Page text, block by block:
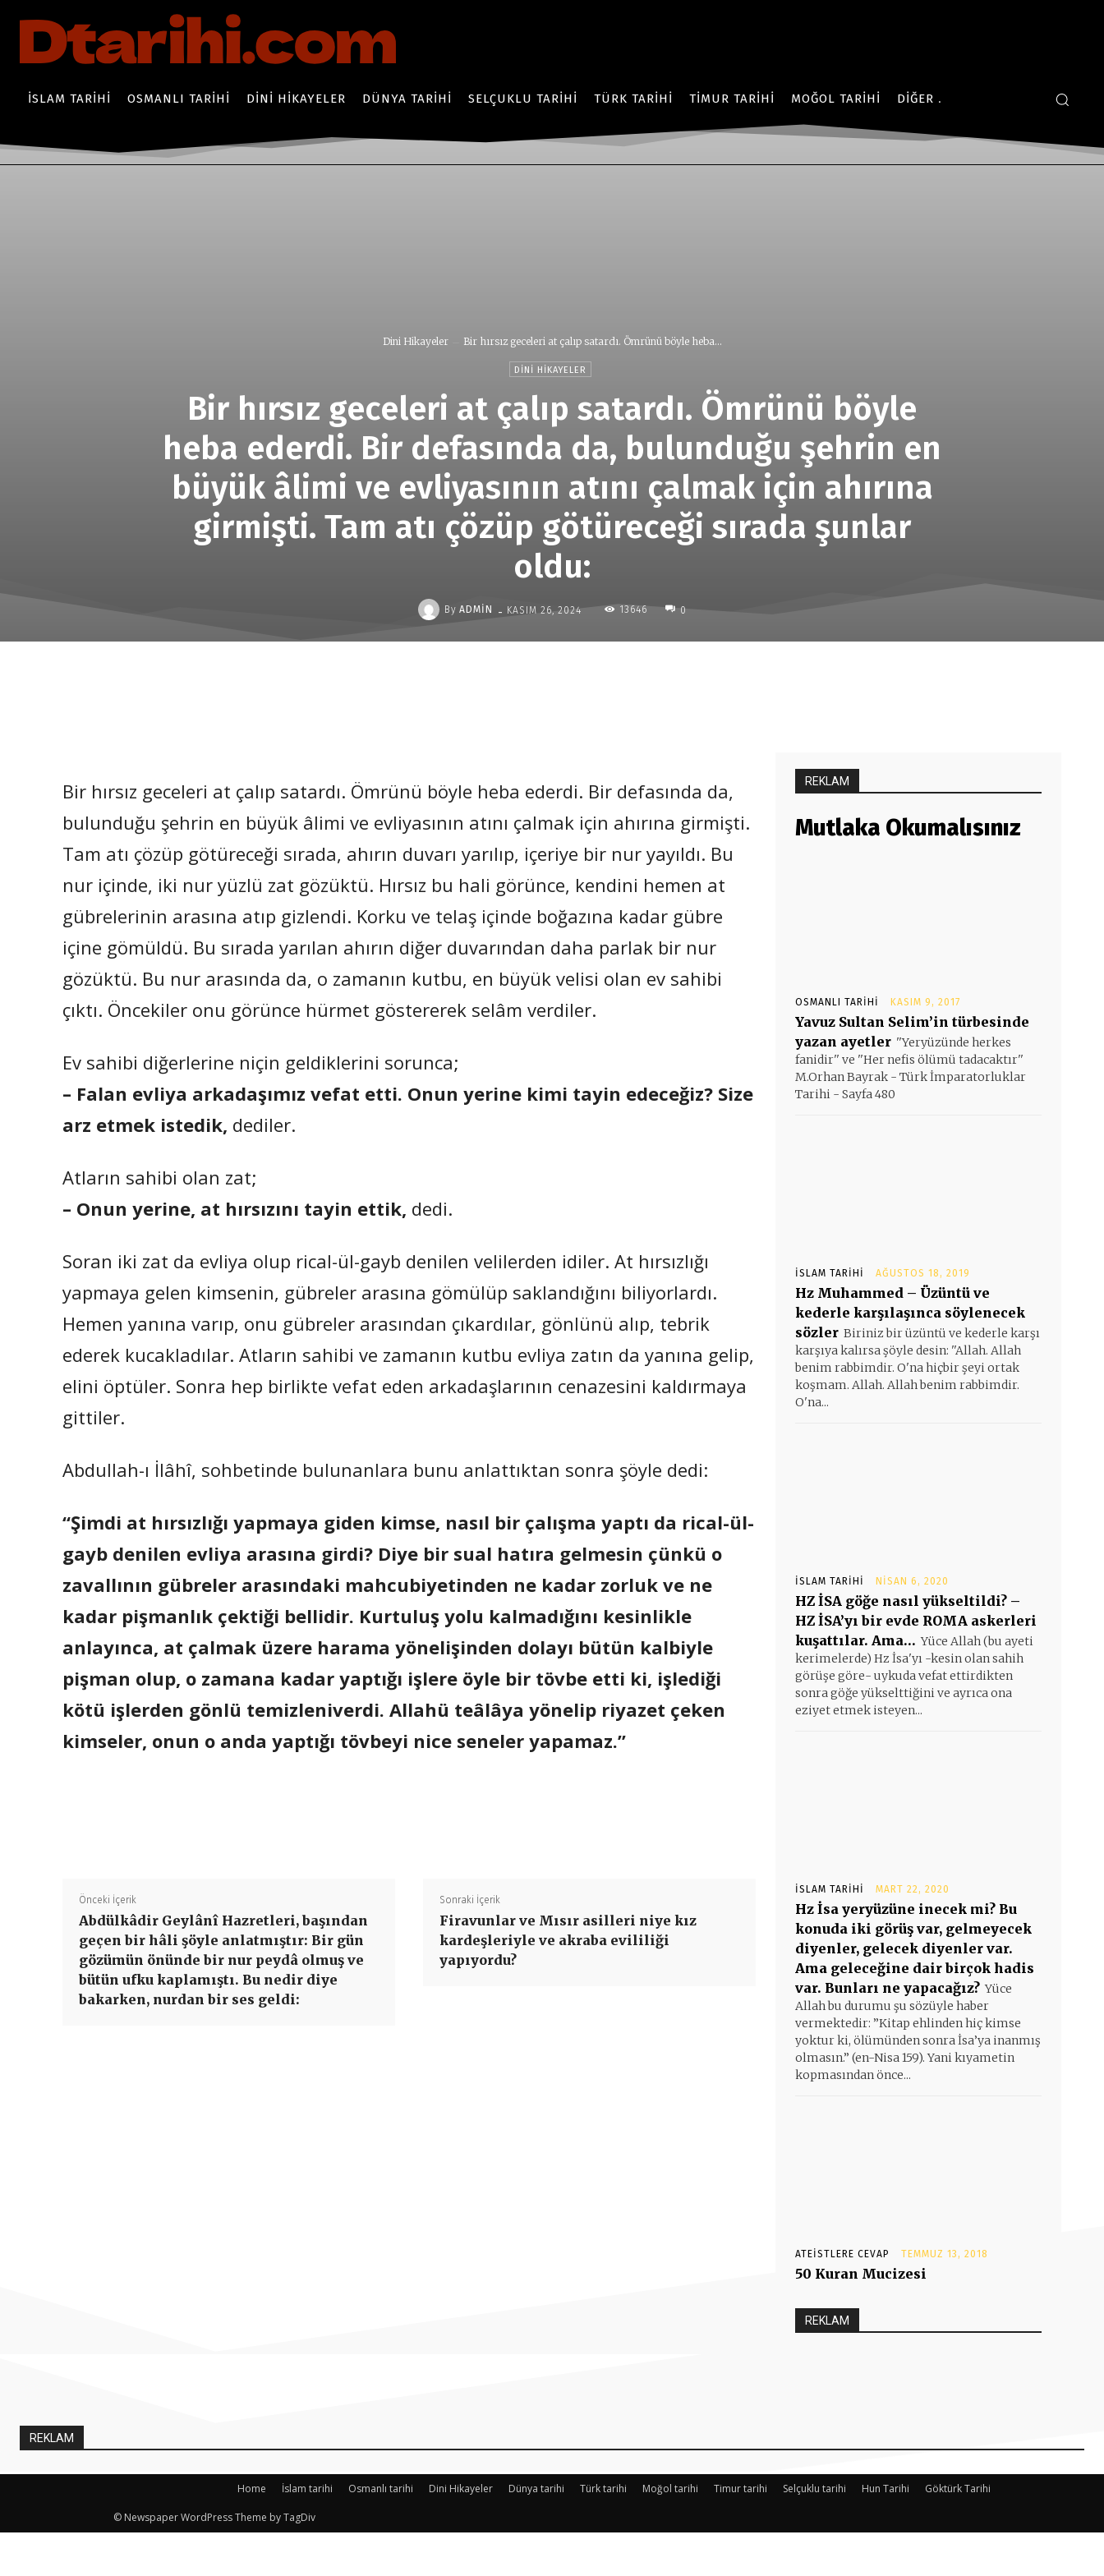
İSLAM TARIHI OSMANLI TARIHI DINI HIKAYELER DÜNYA TARIHI SELÇUKLU TARIHI TÜRK TARIHI TIMUR TARIHI MOĞOL TARIHI DIĞER
Dini Hikayeler Bir hırsız geceleri at çalıp satardı. Ömrünü böyle heba...
DINI HIKAYELER
Bir hırsız geceleri at çalıp satardı. Ömrünü böyle
heba ederdi. Bir defasında da, bulunduğu şehrin en
büyük âlimi ve evliyasının atını çalmak için ahırına
girmişti. Tam atı çözüp götüreceği sırada şunlar
oldu:
By ADMIN - KASIM 26, 2024 13646 0
Bir hırsız geceleri at çalıp satardı. Ömrünü böyle heba ederdi. Bir defasında da,
bulunduğu şehrin en büyük âlimi ve evliyasının atını çalmak için ahırına girmişti.
Tam atı çözüp götüreceği sırada, ahırın duvarı yarılıp, içeriye bir nur yayıldı. Bu
nur içinde, iki nur yüzlü zat gözüktü. Hırsız bu hali görünce, kendini hemen at
gübrelerinin arasına atıp gizlendi. Korku ve telaş içinde boğazına kadar gübre
içine gömüldü. Bu sırada yarılan ahırın diğer duvarından daha parlak bir nur
gözüktü. Bu nur arasında da, o zamanın kutbu, en büyük velisi olan ev sahibi
çıktı. Öncekiler onu görünce hürmet göstererek selâm verdiler.
Ev sahibi diğerlerine niçin geldiklerini sorunca;
– Falan evliya arkadaşımız vefat etti. Onun yerine kimi tayin edeceğiz? Size
arz etmek istedik, dediler.
Atların sahibi olan zat;
– Onun yerine, at hırsızını tayin ettik, dedi.
Soran iki zat da evliya olup rical-ül-gayb denilen velilerden idiler. At hırsızlığı
yapmaya gelen kimsenin, gübreler arasına gömülüp saklandığını biliyorlardı.
Hemen yanına varıp, onu gübreler arasından çıkardılar, gönlünü alıp, tebrik
ederek kucakladılar. Atların sahibi ve zamanın kutbu evliya zatın da yanına gelip,
elini öptüler. Sonra hep birlikte vefat eden arkadaşlarının cenazesini kaldırmaya
gittiler.
Abdullah-ı İlâhî, sohbetinde bulunanlara bunu anlattıktan sonra şöyle dedi:
“Şimdi at hırsızlığı yapmaya giden kimse, nasıl bir çalışma yaptı da rical-ül-
gayb denilen evliya arasına girdi? Diye bir sual hatıra gelmesin çünkü o
zavallının gübreler arasındaki mahcubiyetinden ne kadar zorluk ve ne
kadar pişmanlık çektiği bellidir. Kurtuluş yolu kalmadığını kesinlikle
anlayınca, at çalmak üzere harama yönelişinden dolayı bütün kalbiyle
pişman olup, o zamana kadar yaptığı işlere öyle bir tövbe etti ki, işlediği
kötü işlerden gönlü temizleniverdi. Allahü teâlâya yönelip riyazet çeken
kimseler, onun o anda yaptığı tövbeyi nice seneler yapamaz.”
Önceki İçerik
Abdülkâdir Geylânî Hazretleri, başından
geçen bir hâli şöyle anlatmıştır: Bir gün
gözümün önünde bir nur peydâ olmuş ve
bütün ufku kaplamıştı. Bu nedir diye
bakarken, nurdan bir ses geldi:
Sonraki İçerik
Firavunlar ve Mısır asilleri niye kız
kardeşleriyle ve akraba evililiği
yapıyordu?
REKLAM
Mutlaka Okumalısınız
OSMANLI TARIHI KASIM 9, 2017
Yavuz Sultan Selim’in türbesinde
yazan ayetler ''Yeryüzünde herkes
fanidir'' ve ''Her nefis ölümü tadacaktır''
M.Orhan Bayrak - Türk İmparatorluklar
Tarihi - Sayfa 480
İSLAM TARIHI AĞUSTOS 18, 2019
Hz Muhammed – Üzüntü ve
kederle karşılaşınca söylenecek
sözler Biriniz bir üzüntü ve kederle karşı
karşıya kalırsa şöyle desin: ''Allah. Allah
benim rabbimdir. O'na hiçbir şeyi ortak
koşmam. Allah. Allah benim rabbimdir.
O'na...
İSLAM TARIHI NISAN 6, 2020
HZ İSA göğe nasıl yükseltildi? –
HZ İSA’yı bir evde ROMA askerleri
kuşattılar. Ama… Yüce Allah (bu ayeti
kerimelerde) Hz İsa'yı -kesin olan sahih
görüşe göre- uykuda vefat ettirdikten
sonra göğe yükselttiğini ve ayrıca ona
eziyet etmek isteyen...
İSLAM TARIHI MART 22, 2020
Hz İsa yeryüzüne inecek mi? Bu
konuda iki görüş var, gelmeyecek
diyenler, gelecek diyenler var.
Ama geleceğine dair birçok hadis
var. Bunları ne yapacağız? Yüce
Allah bu durumu şu sözüyle haber
vermektedir: ”Kitap ehlinden hiç kimse
yoktur ki, ölümünden sonra İsa’ya inanmış
olmasın.” (en-Nisa 159). Yani kıyametin
kopmasından önce...
ATEISTLERE CEVAP TEMMUZ 13, 2018
50 Kuran Mucizesi
REKLAM
REKLAM
Home İslam tarihi Osmanlı tarihi Dini Hikayeler Dünya tarihi Türk tarihi Moğol tarihi Timur tarihi Selçuklu tarihi Hun Tarihi Göktürk Tarihi
© Newspaper WordPress Theme by TagDiv